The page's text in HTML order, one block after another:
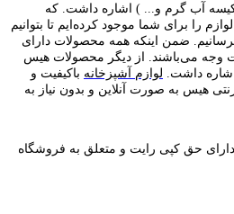
آب گرم و... ) اشاره داشت. که
را برای شما موجود کرده‌ایم تا بتوانیم
برسانیم. ضمن اینکه همه محصولات دارای
وجه می‌باشند. از دیگر محصولات هیس
داشت. لوازم آشپزخانه باکیفیت و
هیس به صورت آنلاین و بدون نیاز به
حق کپی رایت و متعلق به فروشگاه